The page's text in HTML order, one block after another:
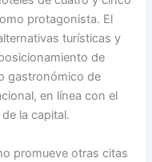
protagonista. El
turísticas y
de
gastronómico de
en línea con el
la capital.
promueve otras citas